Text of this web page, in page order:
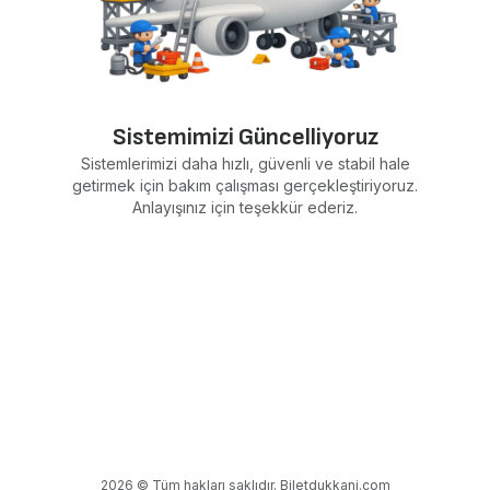
Sistemimizi Güncelliyoruz
Sistemlerimizi daha hızlı, güvenli ve stabil hale
getirmek için bakım çalışması gerçekleştiriyoruz.
Anlayışınız için teşekkür ederiz.
2026 © Tüm hakları saklıdır. Biletdukkani.com